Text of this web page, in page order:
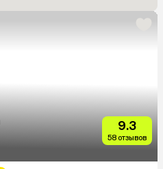
9.3
58 отзывов